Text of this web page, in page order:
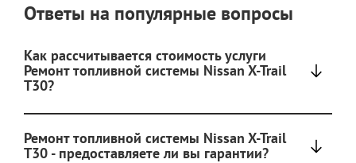
Ответы на популярные вопросы
Как рассчитывается стоимость услуги
Ремонт топливной системы Nissan X-Trail
T30?
Ремонт топливной системы Nissan X-Trail
T30 - предоставляете ли вы гарантии?